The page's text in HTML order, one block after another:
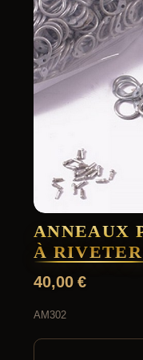
ANNEAUX
À
40,00€
AM302